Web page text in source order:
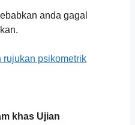
anda gagal
khas Ujian